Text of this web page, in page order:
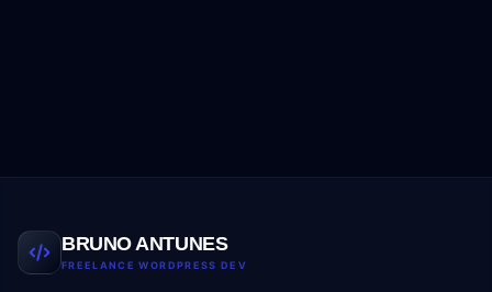
BRUNO ANTUNES
FREELANCE WORDPRESS DEV